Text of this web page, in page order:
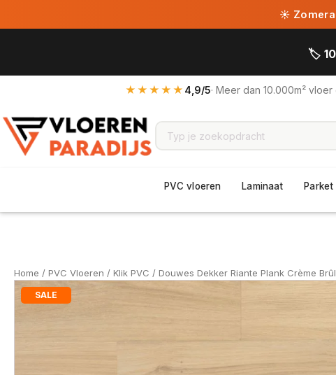
☀
🏷️
★★★★★ 4,9/5· Meer dan 10.000m²
PVC vloeren Laminaat Parket
Home / PVC Vloeren / Klik PVC / Douwes Dekker Riante Plank Crème
SALE